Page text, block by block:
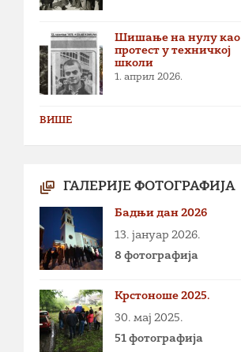
Шишање на нулу као
протест у техничкој
школи
1. април 2026.
ВИШЕ
ГАЛЕРИЈЕ ФОТОГРАФИЈА
Бадњи дан 2026
13. јануар 2026.
8 фотографија
Крстоноше 2025.
30. мај 2025.
51 фотографија